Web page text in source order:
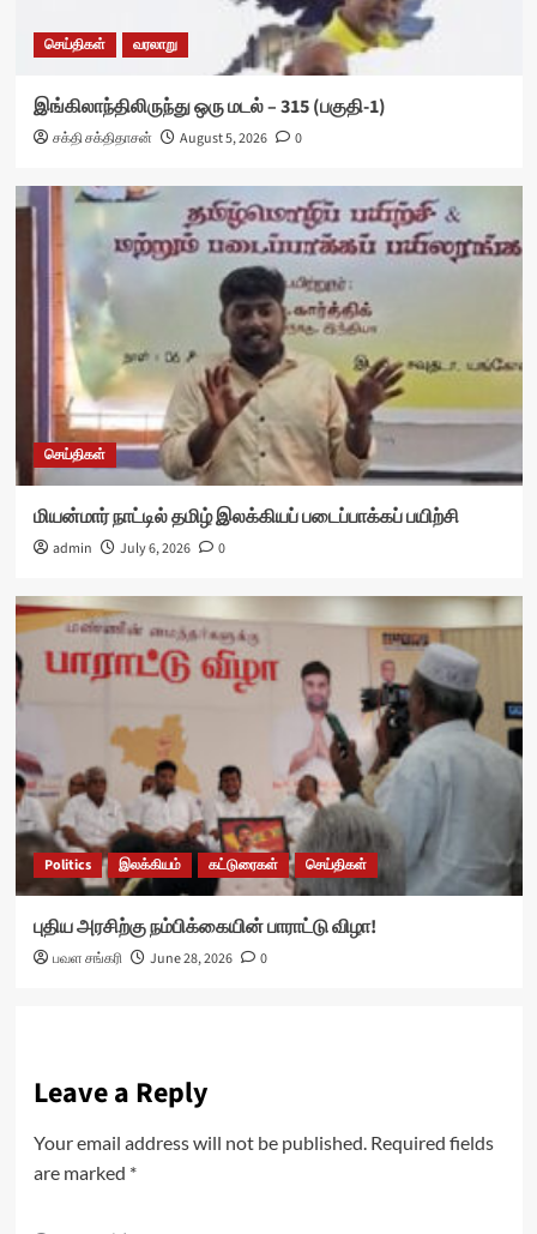
செய்திகள் வரலாறு
இங்கிலாந்திலிருந்து ஒரு மடல் – 315 (பகுதி-1)
சக்தி சக்திதாசன் August 5, 2026 0
செய்திகள்
மியன்மார் நாட்டில் தமிழ் இலக்கியப் படைப்பாக்கப் பயிற்சி
admin July 6, 2026 0
Politics இலக்கியம் கட்டுரைகள் செய்திகள்
புதிய அரசிற்கு நம்பிக்கையின் பாராட்டு விழா!
பவள சங்கரி June 28, 2026 0
Leave a Reply
Your email address will not be published. Required fields
are marked *